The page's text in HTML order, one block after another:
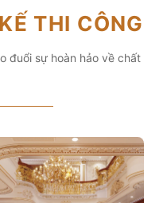
THI CÔNG
đuổi sự hoàn hảo về chất